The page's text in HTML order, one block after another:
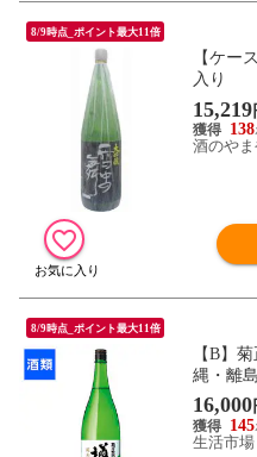
8/9時点_ポイント最大11倍
【ケー
入り
15,219
138
酒のやま
8/9時点_ポイント最大11倍
【B】
縄・離
16,000
145
生活市場